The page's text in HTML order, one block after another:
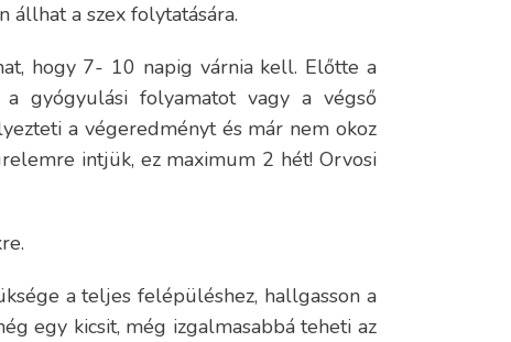
állhat a szex folytatására.
hogy 7- 10 napig várnia kell. Előtte a
gyógyulási folyamatot vagy a végső
a végeredményt és már nem okoz
intjük, ez maximum 2 hét! Orvosi
a teljes felépüléshez, hallgasson a
egy kicsit, még izgalmasabbá teheti az